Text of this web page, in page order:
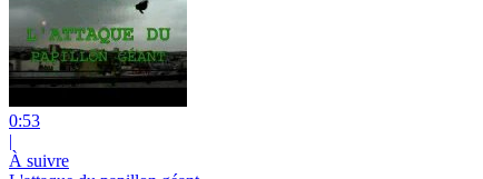
0:53
|
À suivre